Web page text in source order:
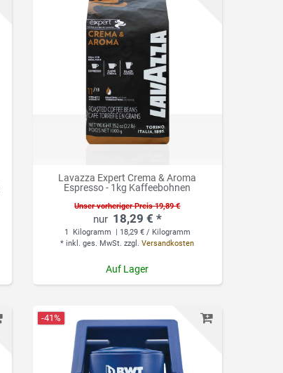
Lavazza Expert Crema & Aroma
Espresso - 1kg Kaffeebohnen
Unser vorheriger Preis 19,89 €
18,29 € *
1 Kilogramm
| 18,29 € / Kilogramm
*inkl. ges. MwSt. zzgl.Versandkosten
Auf Lager
-41%